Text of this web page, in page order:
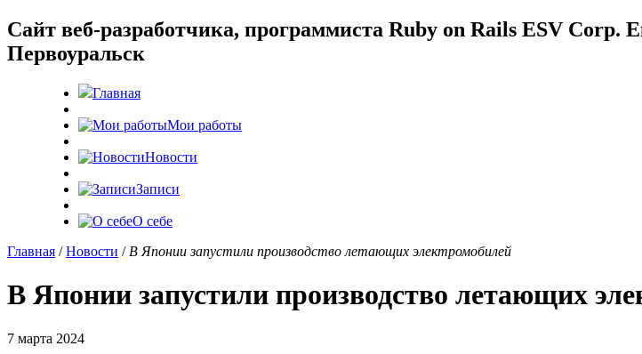
Cайт веб-разработчика, программиста Ruby on Rails ESV Corp.
Первоуральск
Главная
Мои работы
Новости
Записи
О себе
Главная /Новости / В Японии запустили производство летающих электромобилей
В Японии запустили производство летающих
7 марта 2024